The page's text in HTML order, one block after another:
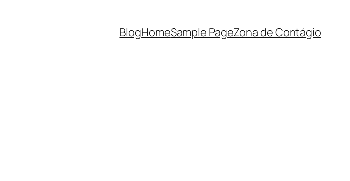
BlogHomeSample PageZona de Contágio